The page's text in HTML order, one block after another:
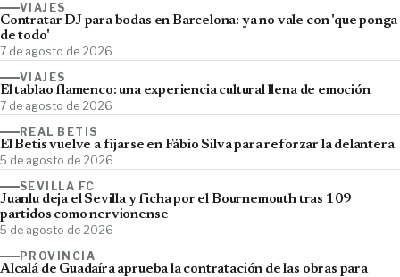
VIAJES
Contratar DJ para bodas en Barcelona: ya no vale con 'que ponga
de todo'
7 de agosto de 2026
VIAJES
El tablao flamenco: una experiencia cultural llena de emoción
7 de agosto de 2026
REAL BETIS
El Betis vuelve a fijarse en Fábio Silva para reforzar la delantera
5 de agosto de 2026
SEVILLA FC
Juanlu deja el Sevilla y ficha por el Bournemouth tras 109
partidos como nervionense
5 de agosto de 2026
PROVINCIA
Alcalá de Guadaíra aprueba la contratación de las obras para